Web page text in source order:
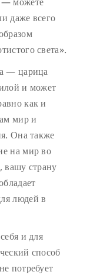
даже всего
света».
— царица
и может
как и
мир и
Она также
на мир во
вашу страну
людей в
и для
способ
потребует